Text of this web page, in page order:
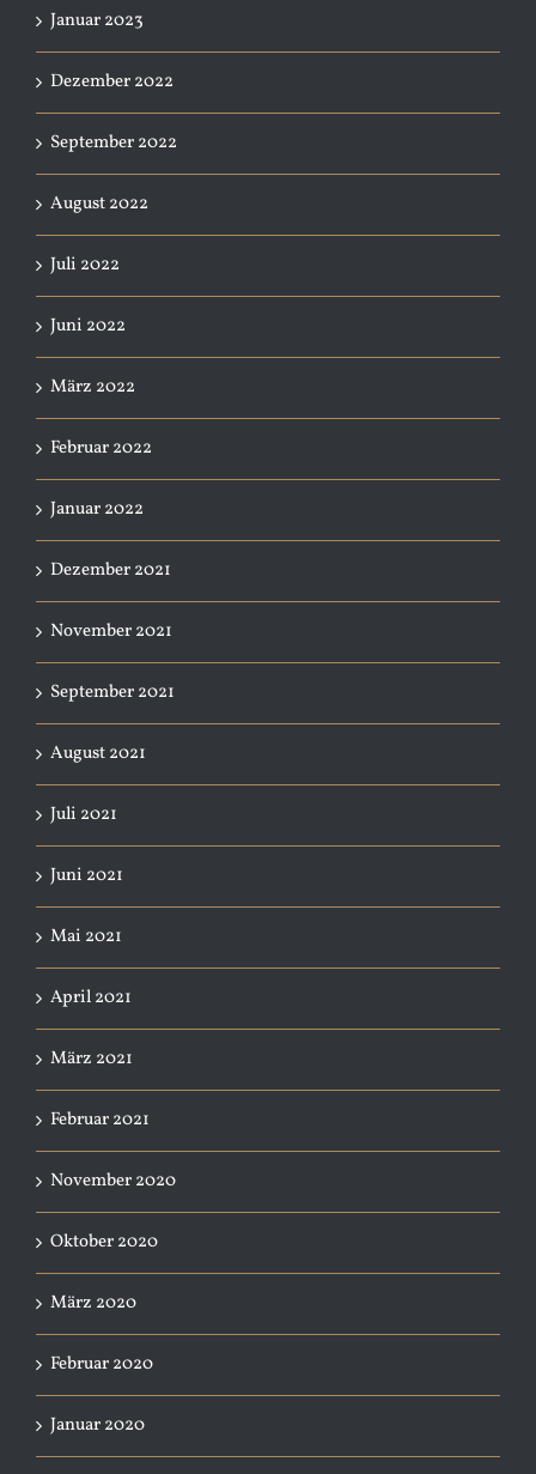
Januar 2023
Dezember 2022
September 2022
August 2022
Juli 2022
Juni 2022
März 2022
Februar 2022
Januar 2022
Dezember 2021
November 2021
September 2021
August 2021
Juli 2021
Juni 2021
Mai 2021
April 2021
März 2021
Februar 2021
November 2020
Oktober 2020
März 2020
Februar 2020
Januar 2020